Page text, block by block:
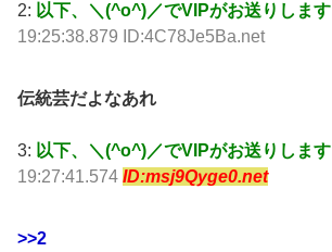
2: 以下、＼(^o^)／でVIPがお送りします
19:25:38.879 ID:4C78Je5Ba.net
伝統芸だよなあれ
3: 以下、＼(^o^)／でVIPがお送りします
19:27:41.574 ID:msj9Qyge0.net
>>2